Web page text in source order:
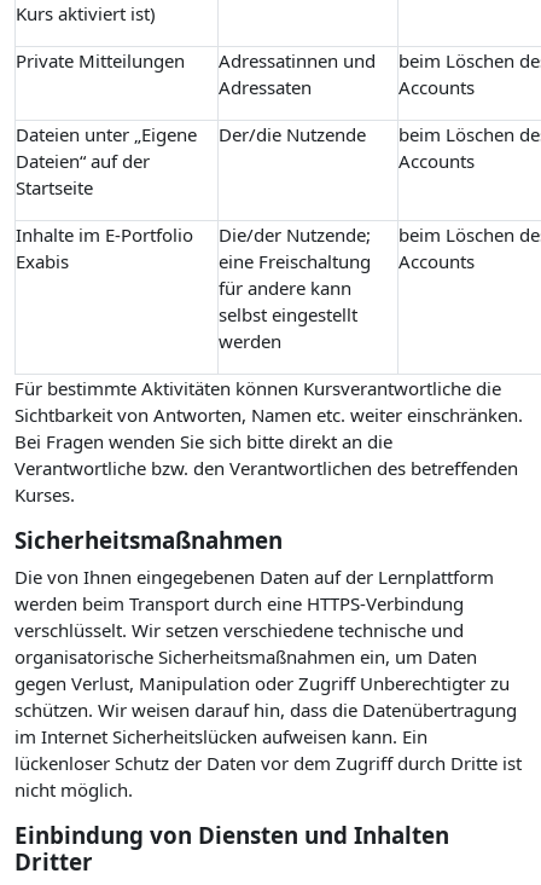
Kurs aktiviert ist)
Private Mitteilungen
Adressatinnen und
Adressaten
beim Löschen
Accounts
Dateien unter „Eigene
Dateien“ auf der
Startseite
Der/die Nutzende
beim Löschen
Accounts
Inhalte im E-Portfolio
Exabis
Die/der Nutzende;
eine Freischaltung
für andere kann
selbst eingestellt
werden
beim Löschen
Accounts
Für bestimmte Aktivitäten können Kursverantwortliche die
Sichtbarkeit von Antworten, Namen etc. weiter einschränken.
Bei Fragen wenden Sie sich bitte direkt an die
Verantwortliche bzw. den Verantwortlichen des betreffenden
Kurses.
Sicherheitsmaßnahmen
Die von Ihnen eingegebenen Daten auf der Lernplattform
werden beim Transport durch eine HTTPS-Verbindung
verschlüsselt. Wir setzen verschiedene technische und
organisatorische Sicherheitsmaßnahmen ein, um Daten
gegen Verlust, Manipulation oder Zugriff Unberechtigter zu
schützen. Wir weisen darauf hin, dass die Datenübertragung
im Internet Sicherheitslücken aufweisen kann. Ein
lückenloser Schutz der Daten vor dem Zugriff durch Dritte ist
nicht möglich.
Einbindung von Diensten und Inhalten
Dritter